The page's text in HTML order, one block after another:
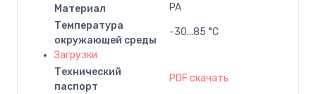
Материал
PA
Температура
окружающей среды
-30...85 °C
Загрузки
Технический
паспорт
PDF скачать